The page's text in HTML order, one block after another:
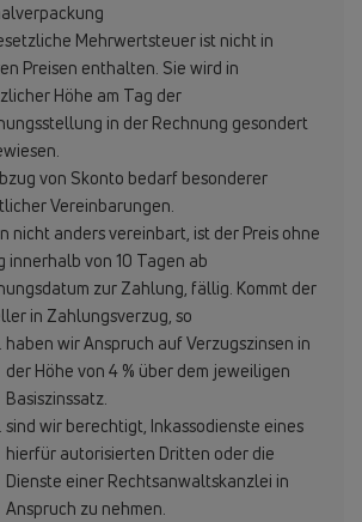
Mehrwertsteuer ist nicht in
Preisen enthalten. Sie wird in
Höhe am Tag der
in der Rechnung gesondert
von Skonto bedarf besonderer
Vereinbarungen.
nicht anders vereinbart, ist der Preis ohne
innerhalb von 10 Tagen ab
zur Zahlung, fällig. Kommt der
in Zahlungsverzug, so
haben wir Anspruch auf Verzugszinsen in
der Höhe von 4 % über dem jeweiligen
Basiszinssatz.
sind wir berechtigt, Inkassodienste eines
hierfür autorisierten Dritten oder die
Dienste einer Rechtsanwaltskanzlei in
Anspruch zu nehmen.